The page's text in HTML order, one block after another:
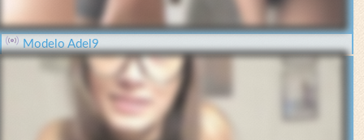
Modelo Adel9